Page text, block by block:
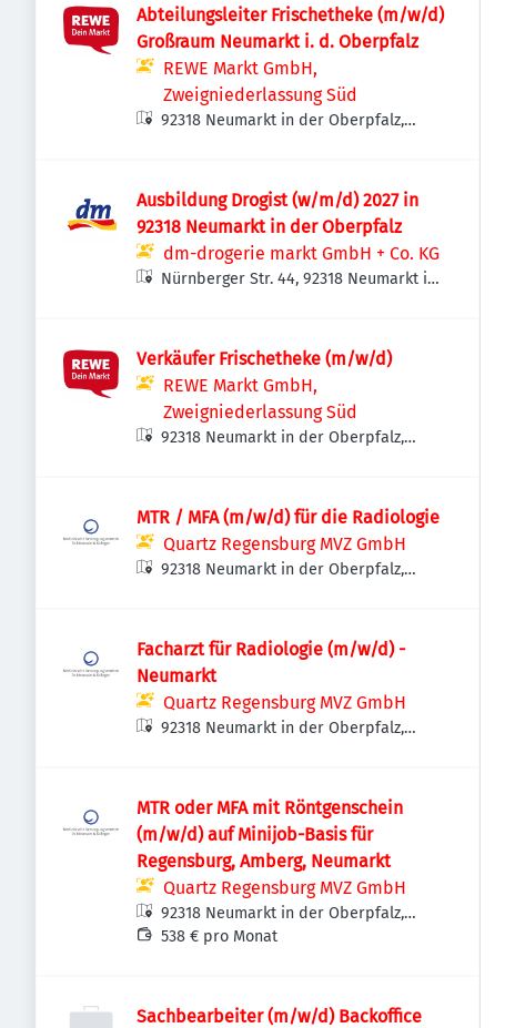
Abteilungsleiter Frischetheke (m/w/d)
Großraum Neumarkt i. d. Oberpfalz
REWE Markt GmbH,
Zweigniederlassung Süd
92318 Neumarkt in der Oberpfalz,
Ausbildung Drogist (w/m/d) 2027 in
92318 Neumarkt in der Oberpfalz
dm-drogerie markt GmbH + Co. KG
Nürnberger Str. 44, 92318 Neumarkt in
Verkäufer Frischetheke (m/w/d)
REWE Markt GmbH,
Zweigniederlassung Süd
92318 Neumarkt in der Oberpfalz,
MTR / MFA (m/w/d) für die Radiologie
Quartz Regensburg MVZ GmbH
92318 Neumarkt in der Oberpfalz,
Facharzt für Radiologie (m/w/d) -
Neumarkt
Quartz Regensburg MVZ GmbH
92318 Neumarkt in der Oberpfalz,
MTR oder MFA mit Röntgenschein
(m/w/d) auf Minijob-Basis für
Regensburg, Amberg, Neumarkt
Quartz Regensburg MVZ GmbH
92318 Neumarkt in der Oberpfalz,
Deutschland
538 € pro Monat
Sachbearbeiter (m/w/d) Backoffice